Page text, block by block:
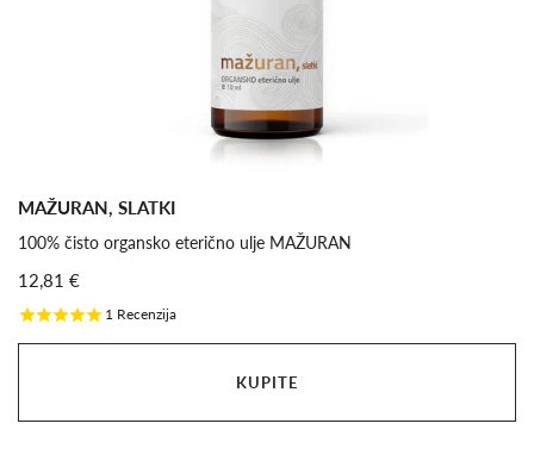
MAŽURAN, SLATKI
100% čisto organsko eterično ulje MAŽURAN
12,81 €
1 Recenzija
KUPITE